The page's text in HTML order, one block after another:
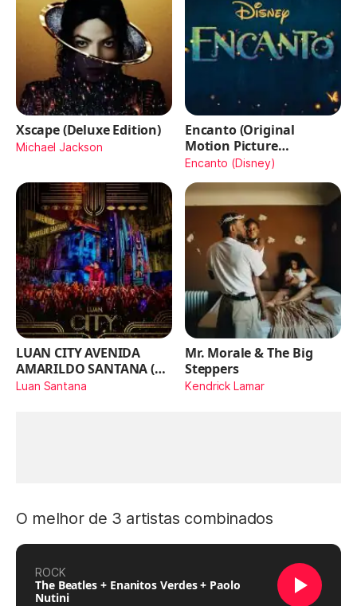
Xscape (Deluxe Edition)
Michael Jackson
Encanto (Original
Motion Picture
Soundtrack)
Encanto (Disney)
LUAN CITY AVENIDA
AMARILDO SANTANA (Ao
Vivo)
Luan Santana
Mr. Morale & The Big
Steppers
Kendrick Lamar
O melhor de 3 artistas combinados
ROCK
The Beatles + Enanitos Verdes + Paolo
Nutini